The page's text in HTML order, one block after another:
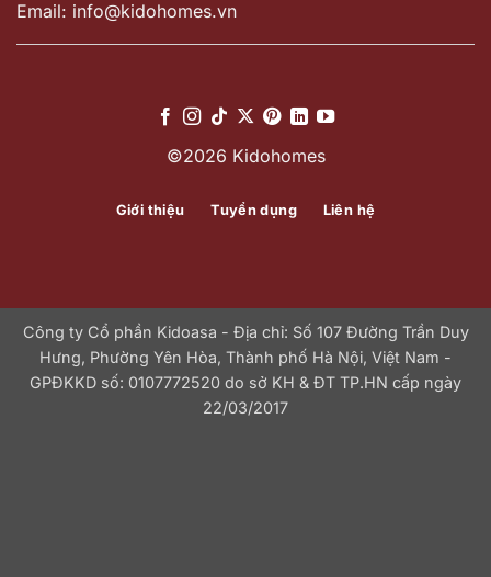
Email: info@kidohomes.vn
©2026 Kidohomes
Giới thiệu Tuyển dụng Liên hệ
Công ty Cổ phần Kidoasa - Địa chỉ: Số 107 Đường Trần Duy
Hưng, Phường Yên Hòa, Thành phố Hà Nội, Việt Nam -
GPĐKKD số: 0107772520 do sở KH & ĐT TP.HN cấp ngày
22/03/2017